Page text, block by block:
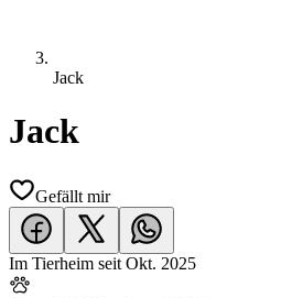
Jack
Jack
Gefällt mir
Im Tierheim seit Okt. 2025